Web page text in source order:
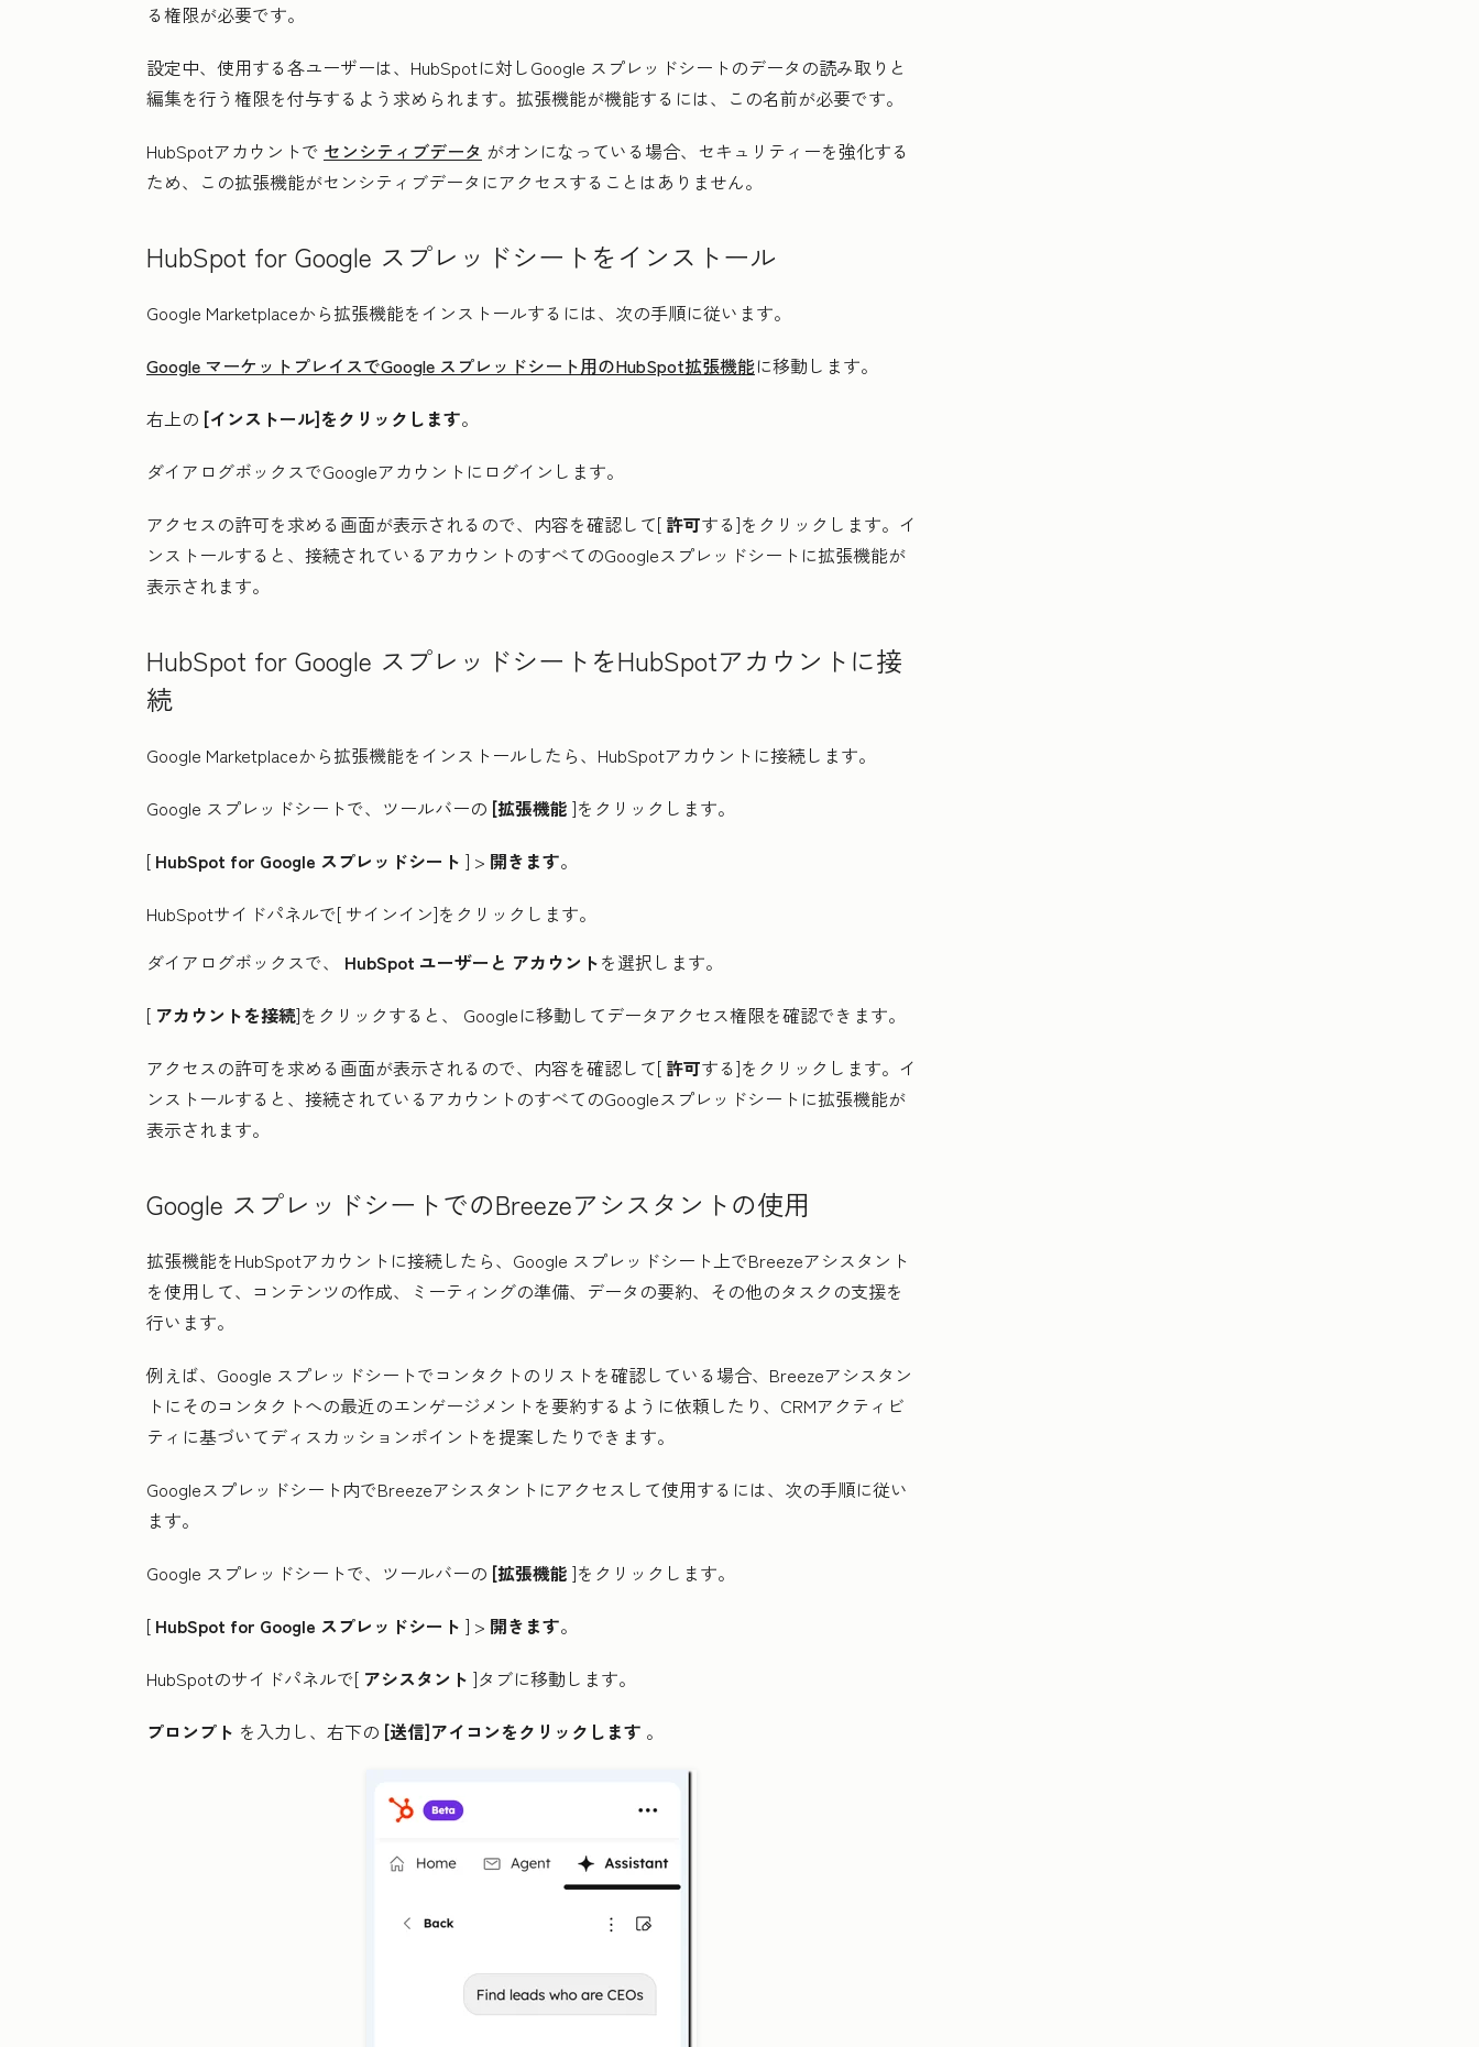
る権限が必要です。
設定中、使用する各ユーザーは、HubSpotに対しGoogle スプレッドシートのデータの読み取りと
編集を行う 権限を付与するよう求められます。拡張機能が機能するには、この名前が必要です。
HubSpotアカウントで センシティブデータ がオンになっている場合、セキュリティーを強化する
ため、この拡張機能がセンシティブデータにアクセスすることはありません。
HubSpot for Google スプレッドシートをインストール
Google Marketplaceから拡張機能をインストールするには、次の手順に従います。
Google マーケットプレイスでGoogle スプレッドシート用のHubSpot拡張機能に移動します。
右上の [インストール]をクリックします。
ダイアログボックスでGoogleアカウントにログインします。
アクセスの許可を求める画面が表示されるので、内容を確認して[ 許可する]をクリックします。イ
ンストールすると、接続されているアカウントのすべてのGoogleスプレッドシートに拡張機能が
表示されます。
HubSpot for Google スプレッドシートをHubSpotアカウントに接
続
Google Marketplaceから拡張機能をインストールしたら、HubSpotアカウントに接続します。
Google スプレッドシートで、ツールバーの [拡張機能 ]をクリックします。
[ HubSpot for Google スプレッドシート ] > 開きます。
HubSpotサイドパネルで[ サインイン]をクリックします。
ダイアログボックスで、 HubSpot ユーザーと アカウントを選択します。
[ アカウントを接続]をクリックすると、 Googleに移動してデータアクセス権限を確認できます。
アクセスの許可を求める画面が表示されるので、内容を確認して[ 許可する]をクリックします。イ
ンストールすると、接続されているアカウントのすべてのGoogleスプレッドシートに拡張機能が
表示されます。
Google スプレッドシートでのBreezeアシスタントの使用
拡張機能をHubSpotアカウントに接続したら、Google スプレッドシート上でBreezeアシスタント
を使用して、コンテンツの作成、ミーティングの準備、データの要約、その他のタスクの支援を
行います。
例えば、Google スプレッドシートでコンタクトのリストを確認している場合、Breezeアシスタン
トにそのコンタクトへの最近のエンゲージメントを要約するように依頼したり、CRMアクティビ
ティに基づいてディスカッションポイントを提案したりできます。
Googleスプレッドシート内でBreezeアシスタントにアクセスして使用するには、次の手順に従い
ます。
Google スプレッドシートで、ツールバーの [拡張機能 ]をクリックします。
[ HubSpot for Google スプレッドシート ] > 開きます。
HubSpotのサイドパネルで[ アシスタント ]タブに移動します。
プロンプト を入力し、右下の [送信]アイコンをクリックします 。